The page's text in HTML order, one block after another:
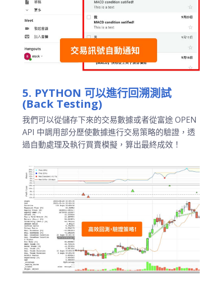
5. PYTHON 可以進行回溯測試
(Back Testing)
我們可以從儲存下來的交易數據或者從富途 OPEN
API 中調用部分歷使數據進行交易策略的驗證，透
過自動處理及執行買賣模擬，算出最終成效！